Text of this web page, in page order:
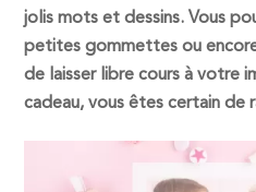
jolis mots et dessins. Vous
petites gommettes ou
de laisser libre cours à votre
cadeau, vous êtes certain de